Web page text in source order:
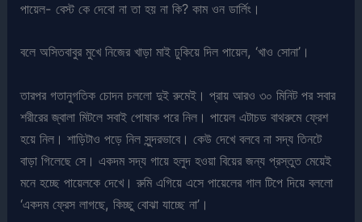
পায়েল- বেস্ট কে দেবো না তা হয় না কি? কাম ওন ডার্লিং।
বলে অসিতবাবুর মুখে নিজের খাড়া মাই ঢুকিয়ে দিল পায়েল, ‘খাও সোনা’।
তারপর গতানুগতিক চোদন চললো দুই রুমেই। প্রায় আরও ৩০ মিনিট পর সবার
শরীরের জ্বালা মিটলে সবাই পোষাক পরে নিল। পায়েল এটাচড বাথরুমে ফ্রেশ
হয়ে নিল। শাড়িটাও পড়ে নিল সুন্দরভাবে। কেউ দেখে বলবে না সদ্য তিনটে
বাড়া গিলেছে সে। একদম সদ্য গায়ে হলুদ হওয়া বিয়ের জন্য প্রস্তুত মেয়েই
মনে হচ্ছে পায়েলকে দেখে। রুমি এগিয়ে এসে পায়েলের গাল টিপে দিয়ে বললো
‘একদম ফ্রেস লাগছে, কিচ্ছু বোঝা যাচ্ছে না’।